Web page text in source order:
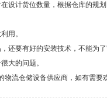
设计货位数量，根据仓库的规
用。
还要有好的安装技术，不能为
大的问题。
流仓储设备供应商，如有需要